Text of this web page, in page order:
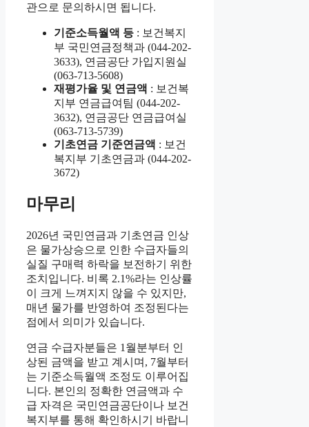
관으로 문의하시면 됩니다.
기준소득월액 등 : 보건복지
부 국민연금정책과 (044-202-
3633), 연금공단 가입지원실
(063-713-5608)
재평가율 및 연금액 : 보건복
지부 연금급여팀 (044-202-
3632), 연금공단 연금급여실
(063-713-5739)
기초연금 기준연금액 : 보건
복지부 기초연금과 (044-202-
3672)
마무리
2026년 국민연금과 기초연금 인상
은 물가상승으로 인한 수급자들의
실질 구매력 하락을 보전하기 위한
조치입니다. 비록 2.1%라는 인상률
이 크게 느껴지지 않을 수 있지만,
매년 물가를 반영하여 조정된다는
점에서 의미가 있습니다.
연금 수급자분들은 1월분부터 인
상된 금액을 받고 계시며, 7월부터
는 기준소득월액 조정도 이루어집
니다. 본인의 정확한 연금액과 수
급 자격은 국민연금공단이나 보건
복지부를 통해 확인하시기 바랍니